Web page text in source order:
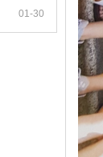
01-30